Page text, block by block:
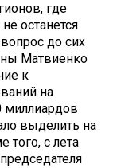
где
останется
до сих
Матвиенко
к
на
миллиардов
выделить на
того, с лета